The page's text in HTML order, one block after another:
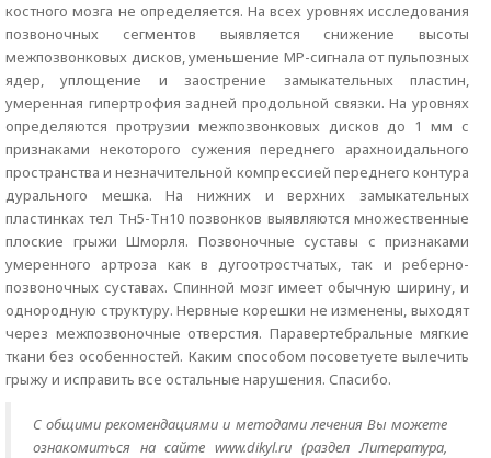
костного мозга не определяется. На всех уровнях исследования
позвоночных сегментов выявляется снижение высоты
межпозвонковых дисков, уменьшение МР-сигнала от пульпозных
ядер, уплощение и заострение замыкательных пластин,
умеренная гипертрофия задней продольной связки. На уровнях
определяются протрузии межпозвонковых дисков до 1 мм с
признаками некоторого сужения переднего арахноидального
пространства и незначительной компрессией переднего контура
дурального мешка. На нижних и верхних замыкательных
пластинках тел Тн5-Тн10 позвонков выявляются множественные
плоские грыжи Шморля. Позвоночные суставы с признаками
умеренного артроза как в дугоотростчатых, так и реберно-
позвоночных суставах. Спинной мозг имеет обычную ширину, и
однородную структуру. Нервные корешки не изменены, выходят
через межпозвоночные отверстия. Паравертебральные мягкие
ткани без особенностей. Каким способом посоветуете вылечить
грыжу и исправить все остальные нарушения. Спасибо.
С общими рекомендациями и методами лечения Вы можете
ознакомиться на сайте www.dikyl.ru (раздел Литература,